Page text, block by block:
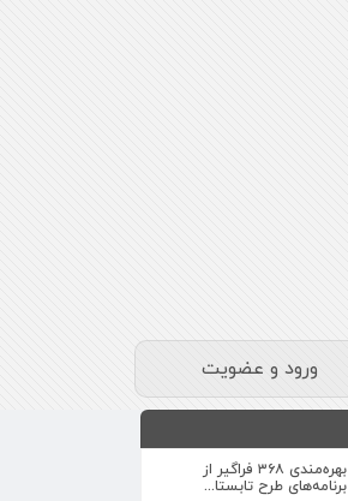
ورود و عضویت
بهره‌مندی ۳۶۸ فراگیر از
برنامه‌های طرح تابستا...